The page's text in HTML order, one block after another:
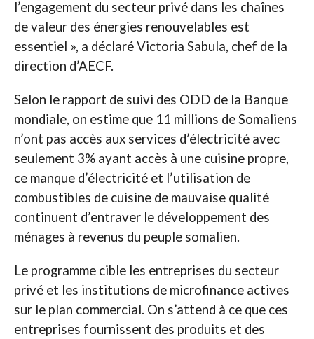
l’engagement du secteur privé dans les chaînes
de valeur des énergies renouvelables est
essentiel », a déclaré Victoria Sabula, chef de la
direction d’AECF.
Selon le rapport de suivi des ODD de la Banque
mondiale, on estime que 11 millions de Somaliens
n’ont pas accès aux services d’électricité avec
seulement 3% ayant accès à une cuisine propre,
ce manque d’électricité et l’utilisation de
combustibles de cuisine de mauvaise qualité
continuent d’entraver le développement des
ménages à revenus du peuple somalien.
Le programme cible les entreprises du secteur
privé et les institutions de microfinance actives
sur le plan commercial. On s’attend à ce que ces
entreprises fournissent des produits et des